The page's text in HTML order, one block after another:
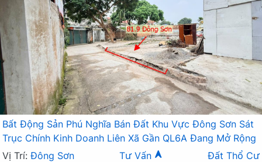
Bất Động Sản Phú Nghĩa Bán Đất Khu Vực Đông Sơn Sát
Trục Chính Kinh Doanh Liên Xã Gần QL6A Đang Mở Rộng
Vị Trí: Đông Sơn Tư Vấn
Đất Thổ Cư